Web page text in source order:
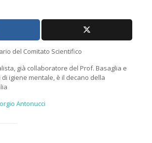
del Comitato Scientifico
già collaboratore del Prof. Basaglia e
igiene mentale, è il decano della
Antonucci